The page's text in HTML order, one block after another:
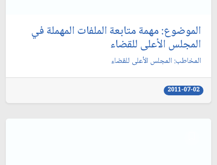
الموضوع: مهمة متابعة الملفات المهملة في
المجلس الأعلى للقضاء
المخاطب: المجلس الأعلى للقضاء
2011-07-02